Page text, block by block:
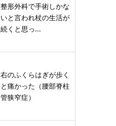
整形外科で手術しかな
いと言われ杖の生活が
続くと思っ...
右のふくらはぎが歩く
と痛かった（腰部脊柱
管狭窄症）